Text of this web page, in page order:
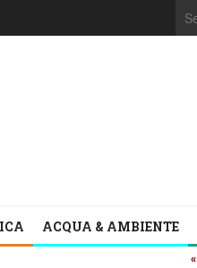
ACQUA & AMBIENTE